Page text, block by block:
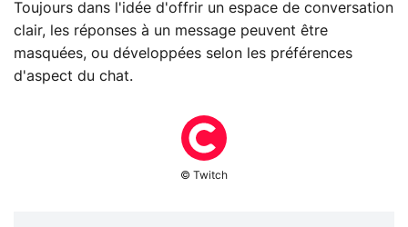
Toujours dans l'idée d'offrir un espace de conversation
clair, les réponses à un message peuvent être
masquées, ou développées selon les préférences
d'aspect du chat.
© Twitch